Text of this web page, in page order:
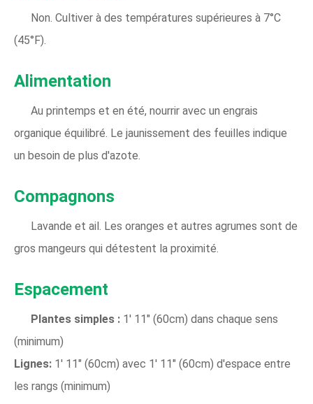
Non. Cultiver à des températures supérieures à 7°C
(45°F).
Alimentation
Au printemps et en été, nourrir avec un engrais
organique équilibré. Le jaunissement des feuilles indique
un besoin de plus d'azote.
Compagnons
Lavande et ail. Les oranges et autres agrumes sont de
gros mangeurs qui détestent la proximité.
Espacement
Plantes simples : 1' 11" (60cm) dans chaque sens
(minimum)
Lignes: 1' 11" (60cm) avec 1' 11" (60cm) d'espace entre
les rangs (minimum)